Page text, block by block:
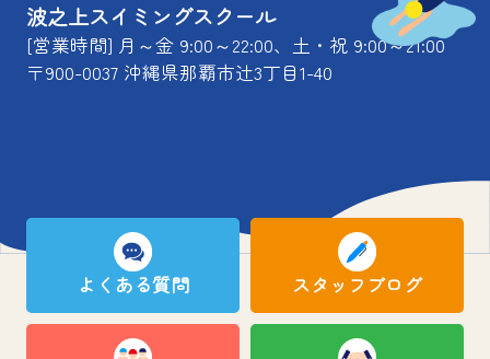
波之上スイミングスクール
[営業時間] 月～金 9:00～22:00、土・祝 9:00～21:00
〒900-0037 沖縄県那覇市辻3丁目1-40
よくある質問 スタッフブログ